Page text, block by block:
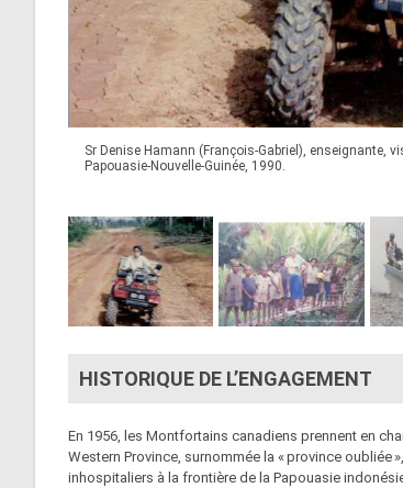
Sr Denise Hamann (François-Gabriel), enseignante,
Papouasie-Nouvelle-Guinée, 1990.
HISTORIQUE DE L’ENGAGEMENT
En 1956, les Montfortains canadiens prennent en
Western Province, surnommée la « province
inhospitaliers à la frontière de la Papouasie